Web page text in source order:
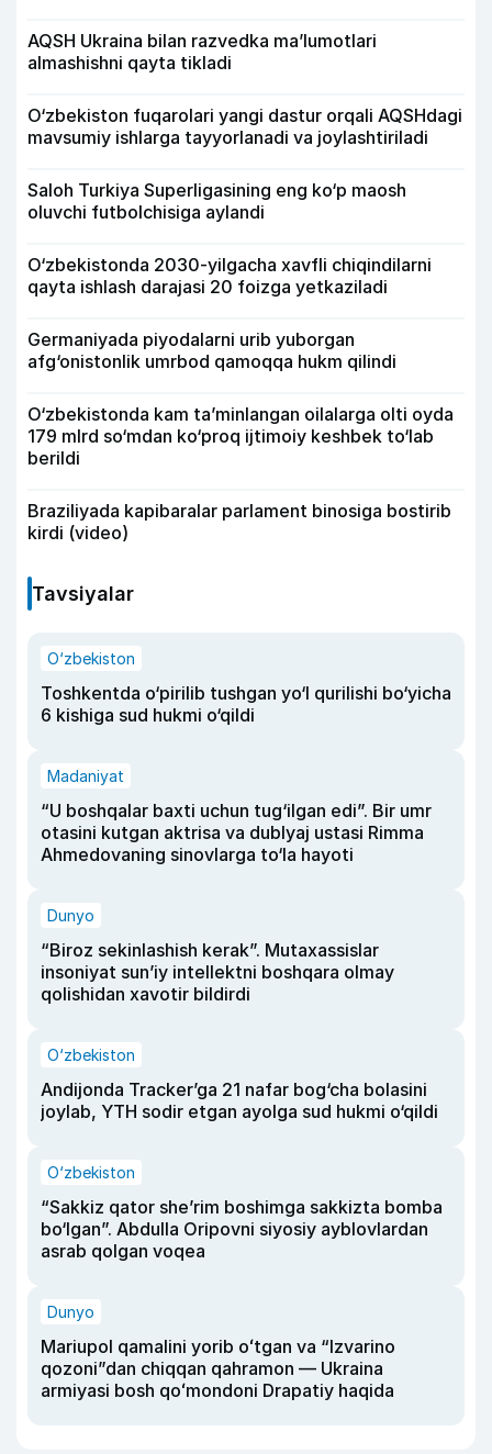
AQSH Ukraina bilan razvedka ma’lumotlari
almashishni qayta tikladi
O‘zbekiston fuqarolari yangi dastur orqali AQSHdagi
mavsumiy ishlarga tayyorlanadi va joylashtiriladi
Saloh Turkiya Superligasining eng ko‘p maosh
oluvchi futbolchisiga aylandi
O‘zbekistonda 2030-yilgacha xavfli chiqindilarni
qayta ishlash darajasi 20 foizga yetkaziladi
Germaniyada piyodalarni urib yuborgan
afg‘onistonlik umrbod qamoqqa hukm qilindi
O‘zbekistonda kam ta’minlangan oilalarga olti oyda
179 mlrd so‘mdan ko‘proq ijtimoiy keshbek to‘lab
berildi
Braziliyada kapibaralar parlament binosiga bostirib
kirdi (video)
Tavsiyalar
O‘zbekiston
Toshkentda o‘pirilib tushgan yo‘l qurilishi bo‘yicha
6 kishiga sud hukmi o‘qildi
Madaniyat
“U boshqalar baxti uchun tug‘ilgan edi”. Bir umr
otasini kutgan aktrisa va dublyaj ustasi Rimma
Ahmedovaning sinovlarga to‘la hayoti
Dunyo
“Biroz sekinlashish kerak”. Mutaxassislar
insoniyat sun’iy intellektni boshqara olmay
qolishidan xavotir bildirdi
O‘zbekiston
Andijonda Tracker’ga 21 nafar bog‘cha bolasini
joylab, YTH sodir etgan ayolga sud hukmi o‘qildi
O‘zbekiston
“Sakkiz qator she’rim boshimga sakkizta bomba
bo‘lgan”. Abdulla Oripovni siyosiy ayblovlardan
asrab qolgan voqea
Dunyo
Mariupol qamalini yorib oʻtgan va “Izvarino
qozoni”dan chiqqan qahramon — Ukraina
armiyasi bosh qoʻmondoni Drapatiy haqida